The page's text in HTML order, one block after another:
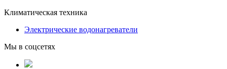
Климатическая техника
Электрические водонагреватели
Мы в соцсетях